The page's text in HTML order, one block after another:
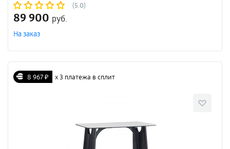
(5.0)
89 900 руб.
На заказ
8 967 ₽ х 3 платежа в сплит